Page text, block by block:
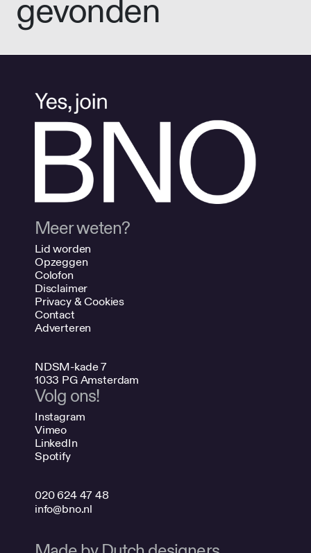
gevonden
Meer weten?
Lid worden
Opzeggen
Colofon
Disclaimer
Privacy & Cookies
Contact
Adverteren
NDSM-kade 7
1033 PG Amsterdam
Volg ons!
Instagram
Vimeo
LinkedIn
Spotify
020 624 47 48
info@bno.nl